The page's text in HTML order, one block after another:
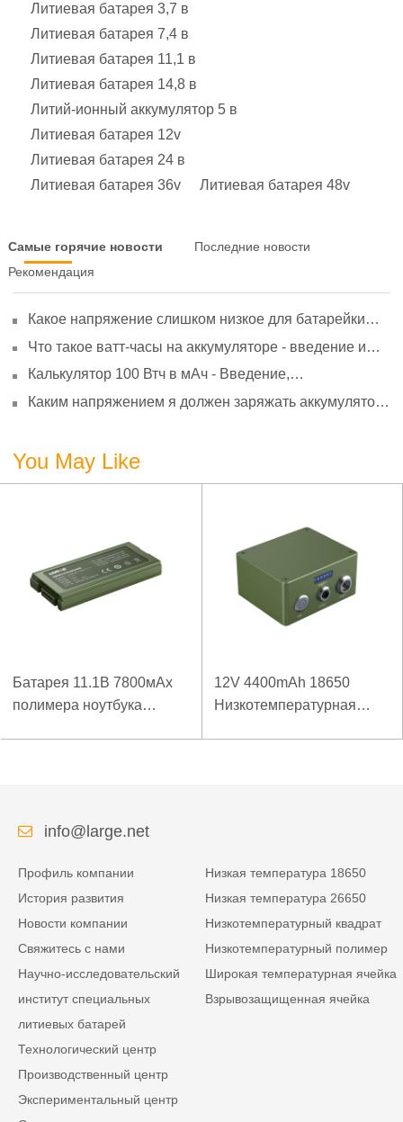
Литиевая батарея 3,7 в
Литиевая батарея 7,4 в
Литиевая батарея 11,1 в
Литиевая батарея 14,8 в
Литий-ионный аккумулятор 5 в
Литиевая батарея 12v
Литиевая батарея 24 в
Литиевая батарея 36v
Литиевая батарея 48v
Самые горячие новости
Последние новости
Рекомендация
Какое напряжение слишком низкое для батарейки
старение
Что такое ватт-часы на аккумуляторе - введение и
Калькулятор 100 Втч в мАч - Введение,
Каким напряжением я должен заряжать аккумулятор
You May Like
Батарея 11.1В 7800мАх
полимера ноутбука
12V 4400mAh 18650
Низкотемпературная
info@large.net
Профиль компании
История развития
Новости компании
Свяжитесь с нами
Научно-исследовательский
институт специальных
литиевых батарей
Технологический центр
Производственный центр
Экспериментальный центр
Низкая температура 18650
Низкая температура 26650
Низкотемпературный квадрат
Низкотемпературный полимер
Широкая температурная ячейка
Взрывозащищенная ячейка